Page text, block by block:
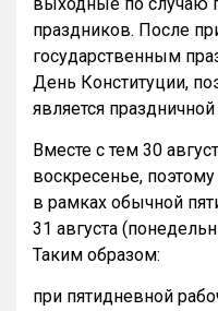
праздников. После
государственным
День Конституции,
является
Вместе с тем 30
воскресенье,
в рамках обычной
31 августа
Таким образом:
при пятидневной